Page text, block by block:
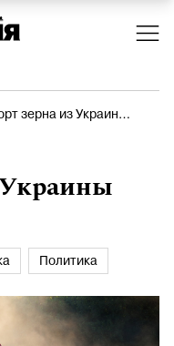
зерна из Украины
Политика